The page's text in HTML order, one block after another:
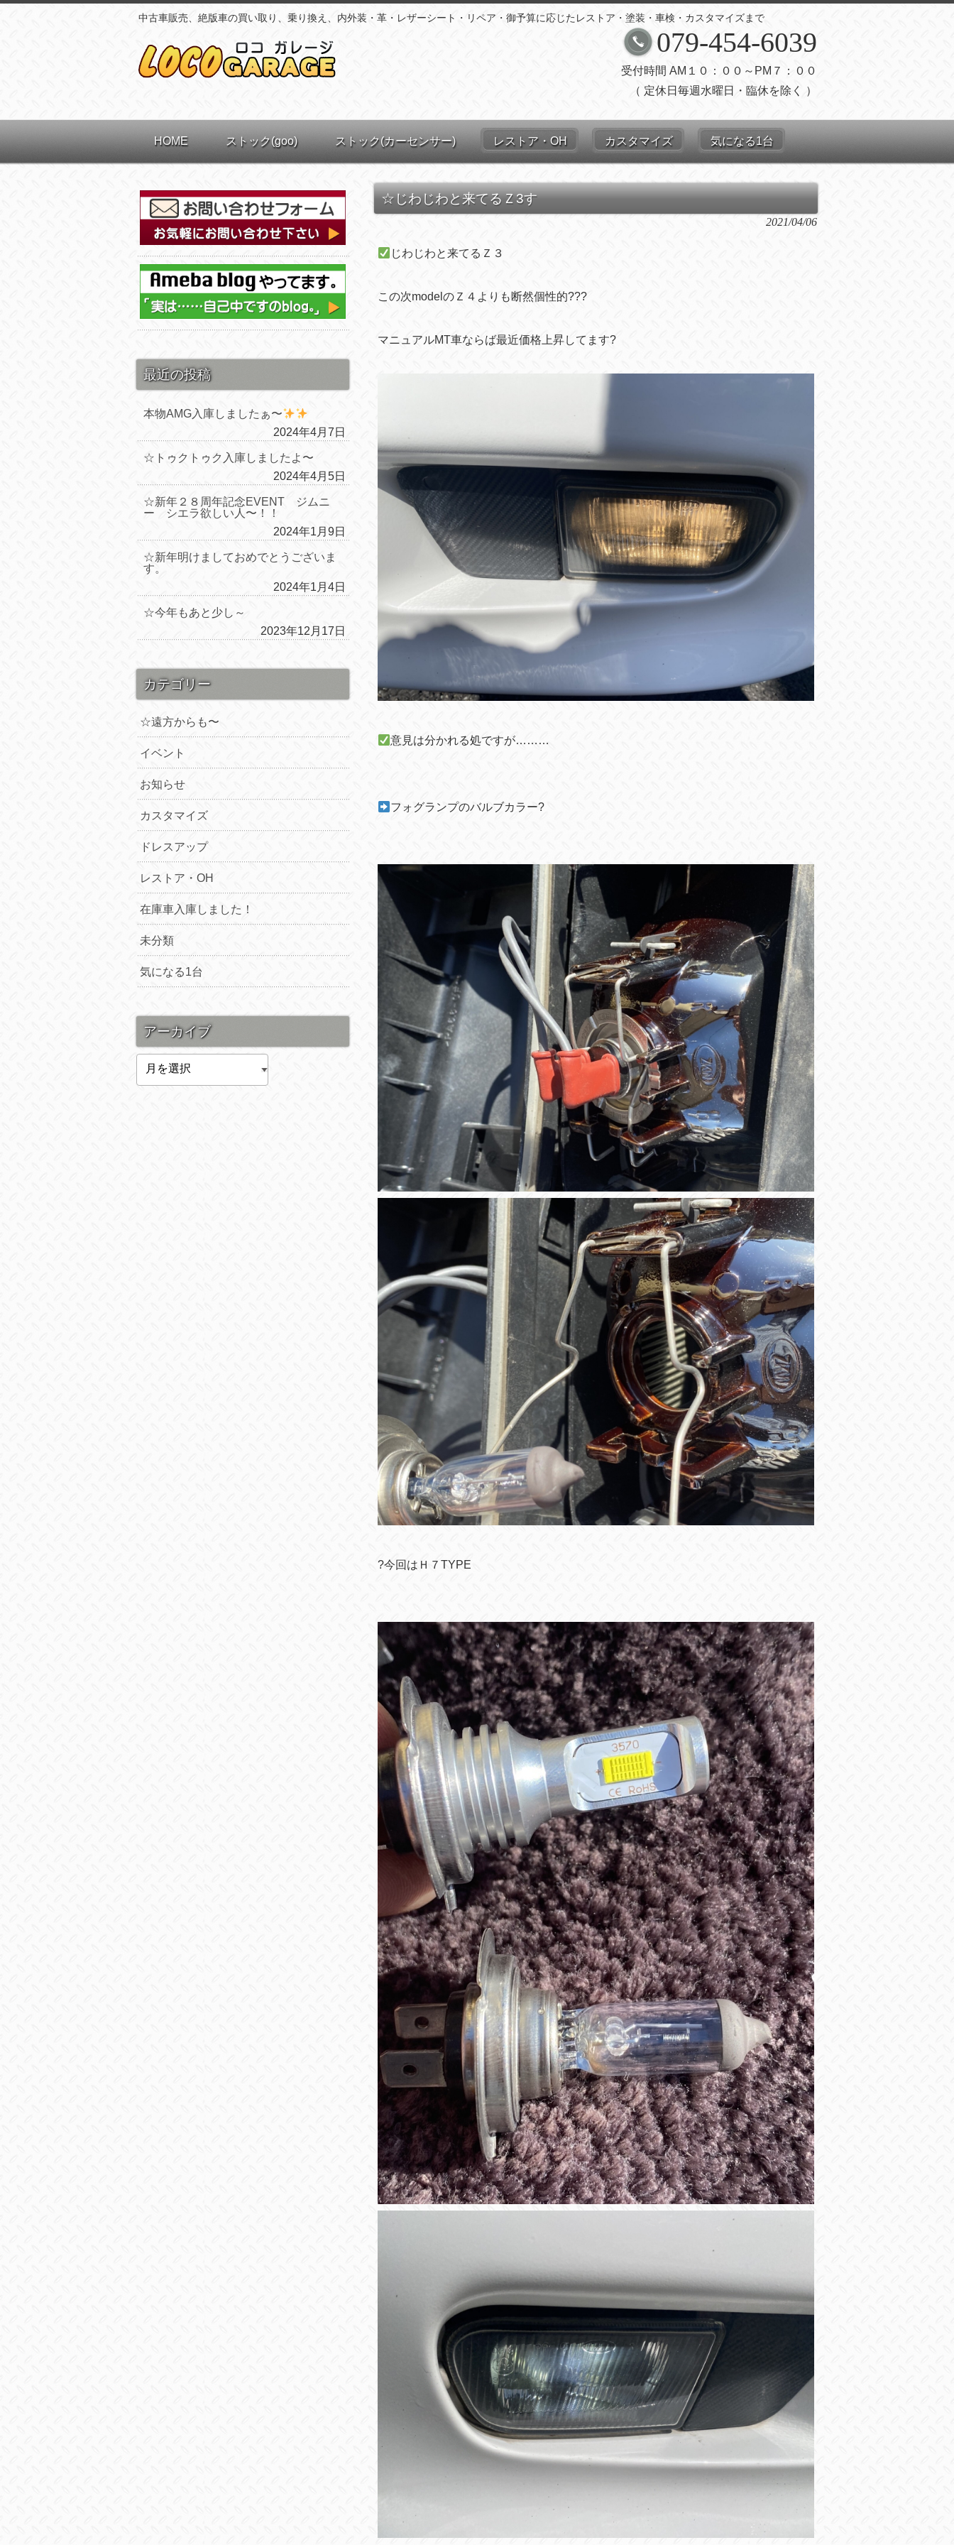
中古車販売、絶版車の買い取り、乗り換え、内外装・革・レザーシート・リペア・御予算に応じたレストア・塗装・車検・カスタマイズまで
079-454-6039
受付時間 AM１０：００～PM７：００
（ 定休日毎週水曜日・臨休を除く ）
HOME ストック(goo) ストック(カーセンサー) レストア・OH カスタマイズ 気になる1台
☆じわじわと来てるＺ3す
2021/04/06
じわじわと来てるＺ３
この次modelのＺ４よりも断然個性的???
マニュアルMT車ならば最近価格上昇してます?
意見は分かれる処ですが………
フォグランプのバルブカラー?
?今回はＨ７TYPE
最近の投稿
本物AMG入庫しましたぁ〜
2024年4月7日
☆トゥクトゥク入庫しましたよ〜
2024年4月5日
☆新年２８周年記念EVENT ジムニ
ー シエラ欲しい人〜！！
2024年1月9日
☆新年明けましておめでとうございま
す。
2024年1月4日
☆今年もあと少し～
2023年12月17日
カテゴリー
☆遠方からも〜
イベント
お知らせ
カスタマイズ
ドレスアップ
レストア・OH
在庫車入庫しました！
未分類
気になる1台
アーカイブ